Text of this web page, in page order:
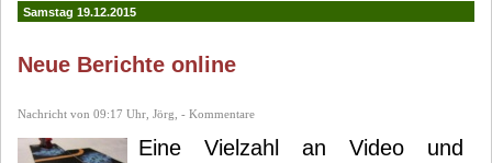
Samstag 19.12.2015
Neue Berichte online
Nachricht von 09:17 Uhr, Jörg, - Kommentare
Eine Vielzahl an Video und